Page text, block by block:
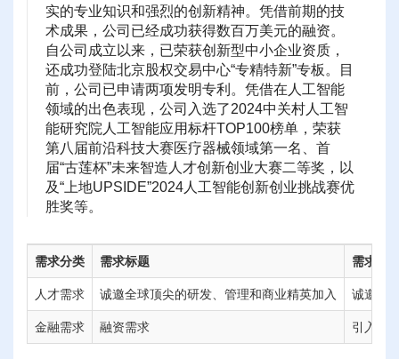
实的专业知识和强烈的创新精神。凭借前期的技
术成果，公司已经成功获得数百万美元的融资。
自公司成立以来，已荣获创新型中小企业资质，
还成功登陆北京股权交易中心“专精特新”专板。目
前，公司已申请两项发明专利。凭借在人工智能
领域的出色表现，公司入选了2024中关村人工智
能研究院人工智能应用标杆TOP100榜单，荣获
第八届前沿科技大赛医疗器械领域第一名、首
届“古莲杯”未来智造人才创新创业大赛二等奖，以
及“上地UPSIDE”2024人工智能创新创业挑战赛优
胜奖等。
需求分类 需求标题 需求详
人才需求 诚邀全球顶尖的研发、管理和商业精英加入 诚邀全
金融需求 融资需求 引入战